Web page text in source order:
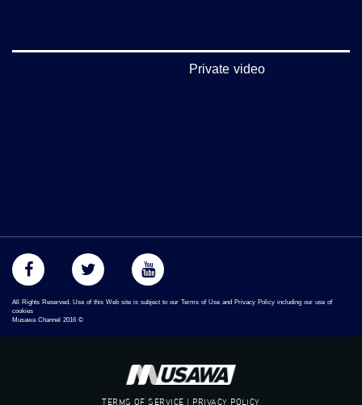
Private video
All Rights Reserved. Use of this Web site is subject to our Terms of Use and Privacy Policy including our use of
cookies
©
2016
TERMS OF SERVICE | PRIVACY POLICY